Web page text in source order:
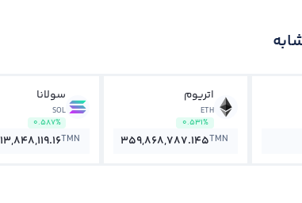
اتریوم
ETH
0.531%
359,868,787.145TMN
سولانا
SOL
0.587%
13,848,119.16TMN